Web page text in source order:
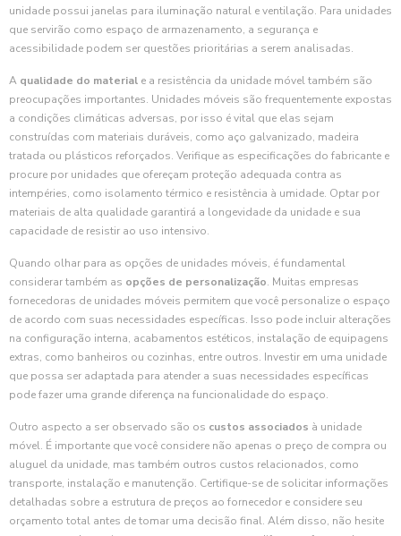
unidade possui janelas para iluminação natural e ventilação. Para unidades
que servirão como espaço de armazenamento, a segurança e
acessibilidade podem ser questões prioritárias a serem analisadas.
A qualidade do material e a resistência da unidade móvel também são
preocupações importantes. Unidades móveis são frequentemente expostas
a condições climáticas adversas, por isso é vital que elas sejam
construídas com materiais duráveis, como aço galvanizado, madeira
tratada ou plásticos reforçados. Verifique as especificações do fabricante e
procure por unidades que ofereçam proteção adequada contra as
intempéries, como isolamento térmico e resistência à umidade. Optar por
materiais de alta qualidade garantirá a longevidade da unidade e sua
capacidade de resistir ao uso intensivo.
Quando olhar para as opções de unidades móveis, é fundamental
considerar também as opções de personalização. Muitas empresas
fornecedoras de unidades móveis permitem que você personalize o espaço
de acordo com suas necessidades específicas. Isso pode incluir alterações
na configuração interna, acabamentos estéticos, instalação de equipagens
extras, como banheiros ou cozinhas, entre outros. Investir em uma unidade
que possa ser adaptada para atender a suas necessidades específicas
pode fazer uma grande diferença na funcionalidade do espaço.
Outro aspecto a ser observado são os custos associados à unidade
móvel. É importante que você considere não apenas o preço de compra ou
aluguel da unidade, mas também outros custos relacionados, como
transporte, instalação e manutenção. Certifique-se de solicitar informações
detalhadas sobre a estrutura de preços ao fornecedor e considere seu
orçamento total antes de tomar uma decisão final. Além disso, não hesite